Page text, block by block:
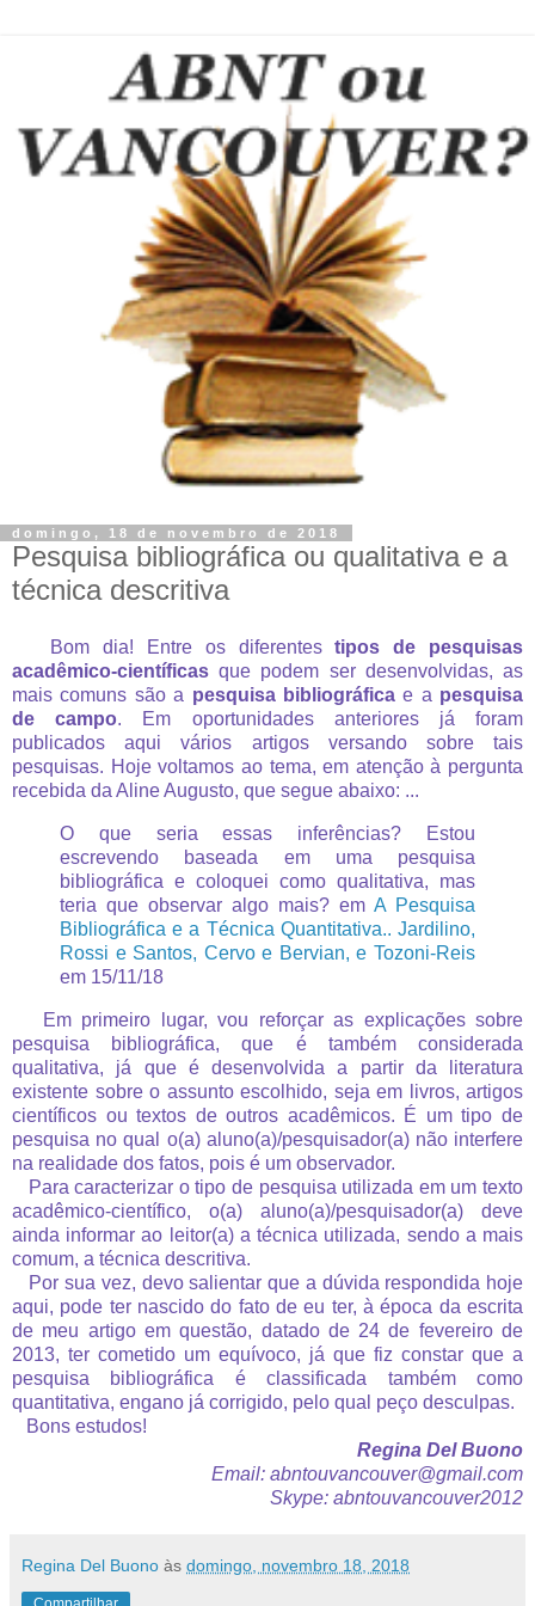
domingo, 18 de novembro de 2018
Pesquisa bibliográfica ou qualitativa e a
técnica descritiva
Bom dia! Entre os diferentestipos de pesquisas
acadêmico-científicas que podem ser desenvolvidas, as
mais comuns são a pesquisa bibliográficae a pesquisa
de campo. Em oportunidades anteriores já foram
publicados aqui vários artigos versando sobre tais
pesquisas. Hoje voltamos ao tema, em atenção à pergunta
recebida da Aline Augusto, que segue abaixo: ...
O que seria essas inferências? Estou
escrevendo baseada em uma pesquisa
bibliográfica e coloquei como qualitativa, mas
teria que observar algo mais? em A Pesquisa
Bibliográfica e a Técnica Quantitativa.. Jardilino,
Rossi e Santos, Cervo e Bervian, e Tozoni-Reis
em 15/11/18
Em primeiro lugar, vou reforçar as explicações sobre
pesquisa bibliográfica, que é também considerada
qualitativa, já que é desenvolvida a partir da literatura
existente sobre o assunto escolhido, seja em livros, artigos
científicos ou textos de outros acadêmicos. É um tipo de
pesquisa no qual o(a) aluno(a)/pesquisador(a) não interfere
na realidade dos fatos, pois é um observador.
Para caracterizar o tipo de pesquisa utilizada em um texto
acadêmico-científico, o(a) aluno(a)/pesquisador(a) deve
ainda informar ao leitor(a) a técnica utilizada, sendo a mais
comum, a técnica descritiva.
Por sua vez, devo salientar que a dúvida respondida hoje
aqui, pode ter nascido do fato de eu ter, à época da escrita
de meu artigo em questão, datado de 24 de fevereiro de
2013, ter cometido um equívoco, já que fiz constar que a
pesquisa bibliográfica é classificada também como
quantitativa, engano já corrigido, pelo qual peço desculpas.
Bons estudos!
Regina Del Buono
Email: abntouvancouver@gmail.com
Skype: abntouvancouver2012
Regina Del Buono às domingo, novembro 18, 2018